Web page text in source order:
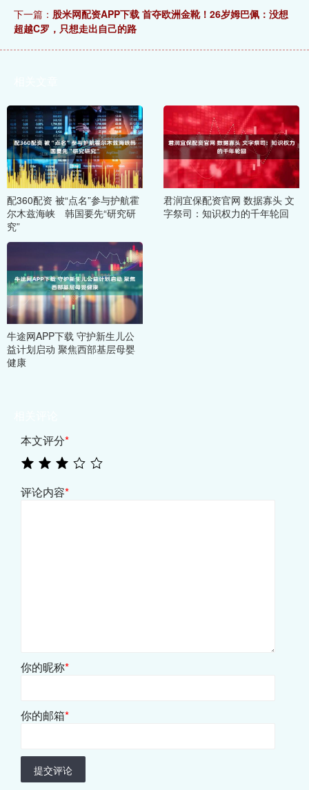
下一篇： 股米网配资APP下载 首夺欧洲金靴！26岁姆巴佩：没想
超越C罗，只想走出自己的路
配360配资 被“点名”参与护航霍
尔木兹海峡 韩国要先“研究研
究”
君润宜保配资官网 数据寡头 文
字祭司：知识权力的千年轮回
牛途网APP下载 守护新生儿公
益计划启动 聚焦西部基层母婴
健康
本文评分*
评论内容*
你的昵称*
你的邮箱*
提交评论